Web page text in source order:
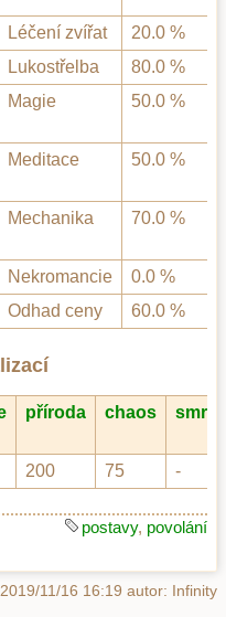
Léčení zvířat
20.0 %
Lukostřelba
80.0 %
Magie 50.0 %
Meditace 50.0 %
Mechanika 70.0 %
Nekromancie
0.0 %
Odhad ceny 60.0 %
příroda chaos smrt
200 75 -
postavy, povolání
2019/11/16 16:19 autor: Infinity